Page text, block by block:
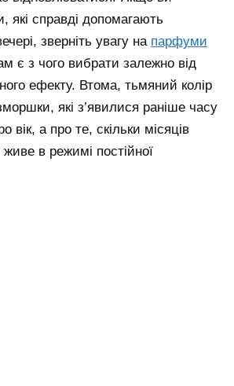
які справді допомагають
зверніть увагу на парфуми
є з чого вибрати залежно від
ефекту. Втома, тьмяний колір
які з’явилися раніше часу
вік, а про те, скільки місяців
живе в режимі постійної